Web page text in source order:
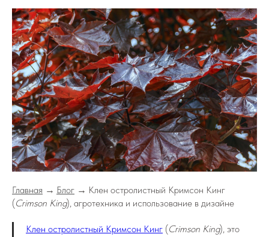
Главная → Блог → Клен остролистный Кримсон Кинг
(Crimson King), агротехника и использование в дизайне
Клен остролистный Кримсон Кинг (Crimson King), это